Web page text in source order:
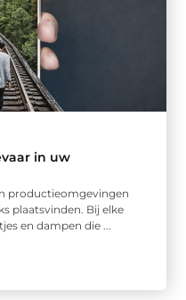
in uw
productieomgevingen
plaatsvinden. Bij elke
en dampen die ...